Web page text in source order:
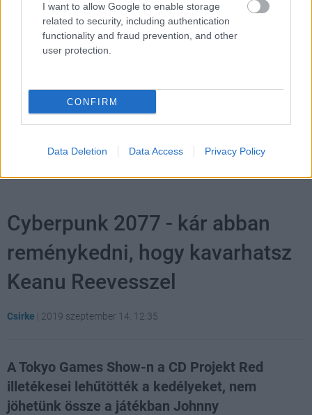
I want to allow Google to enable storage
related to security, including authentication
functionality and fraud prevention, and other
user protection.
CONFIRM
Data Deletion Data Access Privacy Policy
#joker
Cyberpunk 2077 - kár abban
reménykedni, hogy kavarhatsz
Keanu Reevesszel
Csirke | 2019 szeptember 14. 12:35
A Tokyo Games Show-n a CD Projekt Red
illetékesei lehűtötték a kedélyeket, nem
jöhetünk össze a játékban Johnny